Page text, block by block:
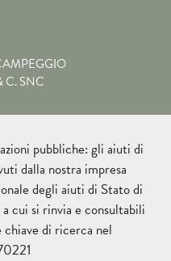
C. SNC
pubbliche: gli aiuti di
dalla nostra impresa
degli aiuti di Stato di
cui si rinvia e consultabili
chiave di ricerca nel